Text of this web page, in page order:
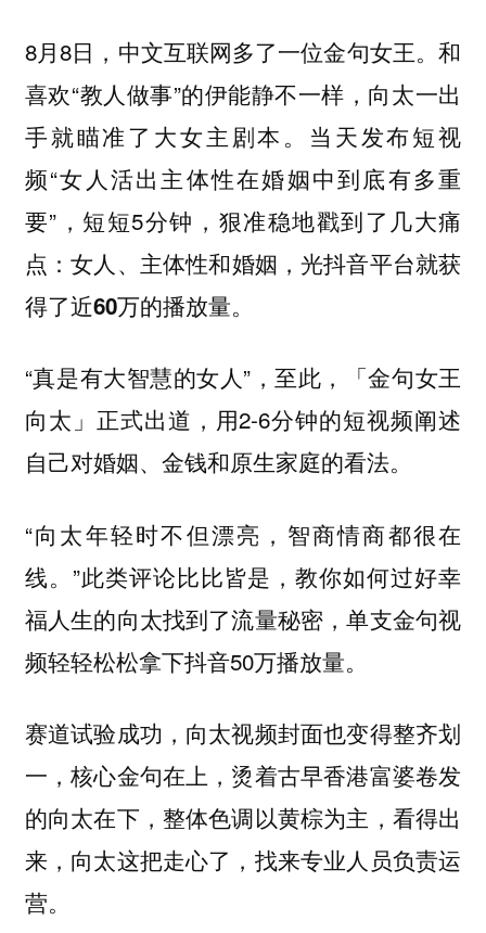
8月8日，中文互联网多了一位金句女王。和
喜欢“教人做事”的伊能静不一样，向太一出
手就瞄准了大女主剧本。当天发布短视
频“女人活出主体性在婚姻中到底有多重
要”，短短5分钟，狠准稳地戳到了几大痛
点：女人、主体性和婚姻，光抖音平台就获
得了近60万的播放量。
“真是有大智慧的女人”，至此，「金句女王
向太」正式出道，用2-6分钟的短视频阐述
自己对婚姻、金钱和原生家庭的看法。
“向太年轻时不但漂亮，智商情商都很在
线。”此类评论比比皆是，教你如何过好幸
福人生的向太找到了流量秘密，单支金句视
频轻轻松松拿下抖音50万播放量。
赛道试验成功，向太视频封面也变得整齐划
一，核心金句在上，烫着古早香港富婆卷发
的向太在下，整体色调以黄棕为主，看得出
来，向太这把走心了，找来专业人员负责运
营。